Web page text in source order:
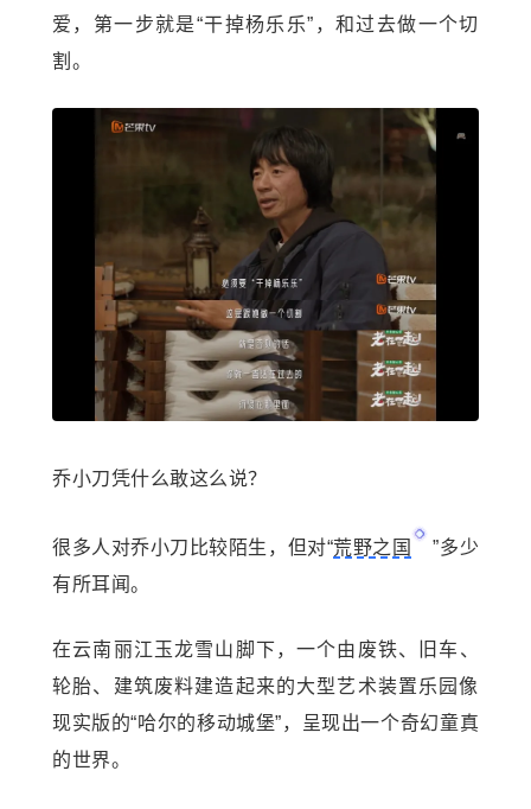
爱，第一步就是“干掉杨乐乐”，和过去做一个切
割。
乔小刀凭什么敢这么说？
很多人对乔小刀比较陌生，但对“荒野之国
”多少
有所耳闻。
在云南丽江 玉龙雪山 脚下，一个由废铁、旧车、
轮胎、建筑废料建造起来的大型艺术装置乐园像
现实版的“哈尔的移动城堡”，呈现出一个奇幻童真
的世界。